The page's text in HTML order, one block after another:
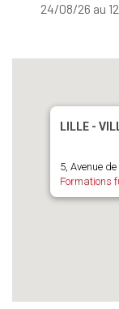
24/08/26 au
LILLE -
5, Avenue
Formations